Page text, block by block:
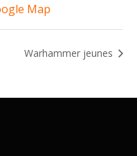
Map
Warhammer jeunes